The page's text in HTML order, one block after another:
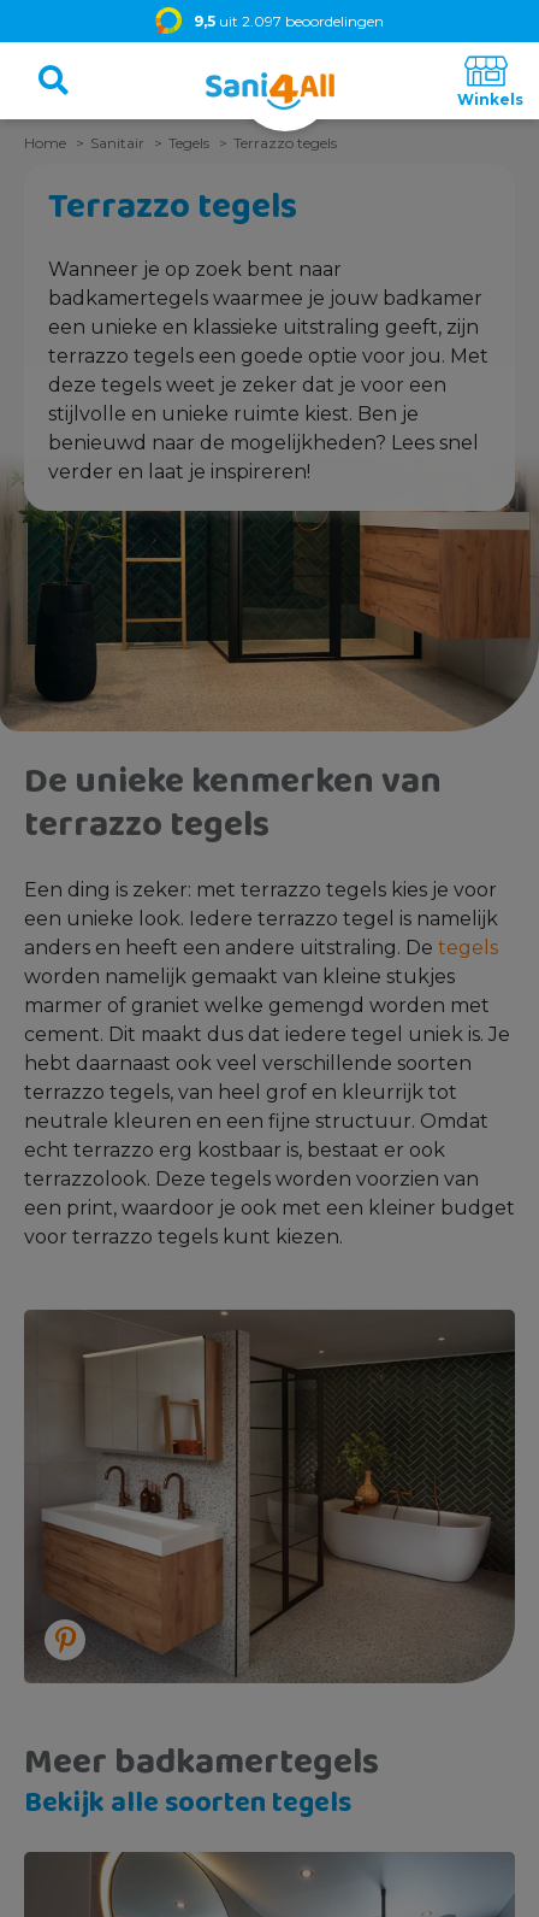
9,5 uit 2.097 beoordelingen
Home Sanitair Tegels Terrazzo tegels
Terrazzo tegels
Wanneer je op zoek bent naar
badkamertegels waarmee je jouw badkamer
een unieke en klassieke uitstraling geeft, zijn
terrazzo tegels een goede optie voor jou. Met
deze tegels weet je zeker dat je voor een
stijlvolle en unieke ruimte kiest. Ben je
benieuwd naar de mogelijkheden? Lees snel
verder en laat je inspireren!
De unieke kenmerken van
terrazzo tegels
Een ding is zeker: met terrazzo tegels kies je voor
een unieke look. Iedere terrazzo tegel is namelijk
anders en heeft een andere uitstraling. De tegels
worden namelijk gemaakt van kleine stukjes
marmer of graniet welke gemengd worden met
cement. Dit maakt dus dat iedere tegel uniek is. Je
hebt daarnaast ook veel verschillende soorten
terrazzo tegels, van heel grof en kleurrijk tot
neutrale kleuren en een fijne structuur. Omdat
echt terrazzo erg kostbaar is, bestaat er ook
terrazzolook. Deze tegels worden voorzien van
een print, waardoor je ook met een kleiner budget
voor terrazzo tegels kunt kiezen.
Meer badkamertegels
Bekijk alle soorten tegels